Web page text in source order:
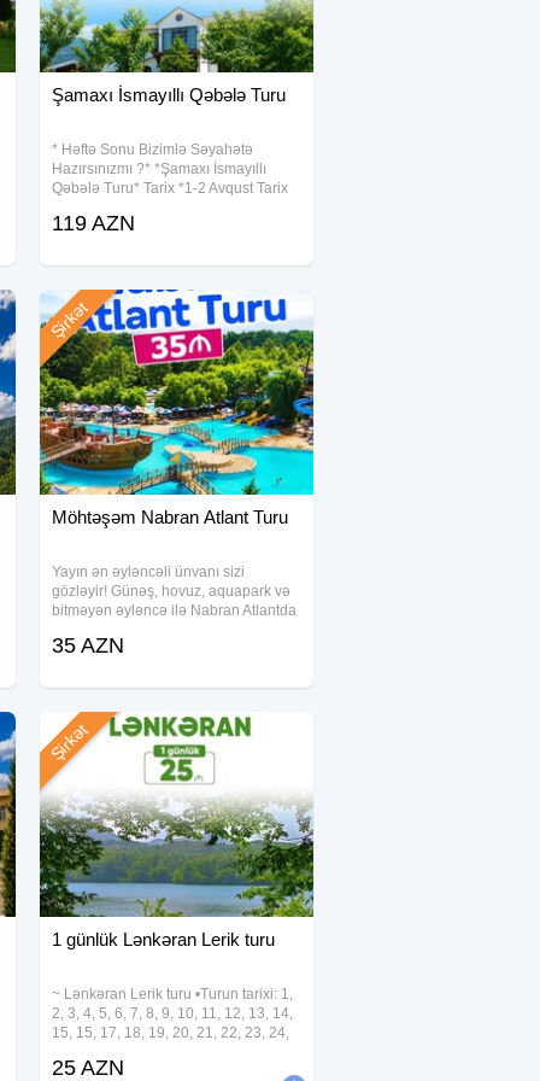
Şamaxı İsmayıllı Qəbələ Turu
* Həftə Sonu Bizimlə Səyahətə
Hazırsınızmı ?* *Şamaxı İsmayıllı
Qəbələ Turu* Tarix *1-2 Avqust Tarix
Müddət: 1 Gecə 2 Gün Turun Qiyməti
119 AZN
Möhtəşəm Nabran Atlant Turu
Yayın ən əyləncəli ünvanı sizi
gözləyir! Günəş, hovuz, aquapark və
bitməyən əyləncə ilə Nabran Atlantda
NABRAN ATLANT TURU Tarix: 1, 2, 8,
Şirkət
35 AZN
1 günlük Lənkəran Lerik turu
~ Lənkəran Lerik turu •Turun tarixi: 1,
2, 3, 4, 5, 6, 7, 8, 9, 10, 11, 12, 13, 14,
15, 15, 17, 18, 19, 20, 21, 22, 23, 24,
•Turun qiyməti: •Ekonom Paket: 25
Şirkət
25 AZN